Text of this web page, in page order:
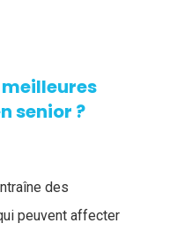
senior ?
des
peuvent affecter